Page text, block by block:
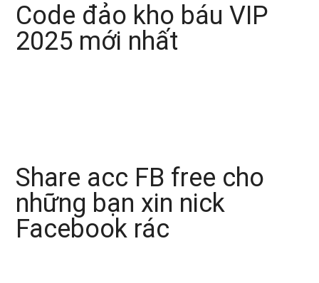
Code đảo kho báu VIP
2025 mới nhất
Share acc FB free cho
những bạn xin nick
Facebook rác